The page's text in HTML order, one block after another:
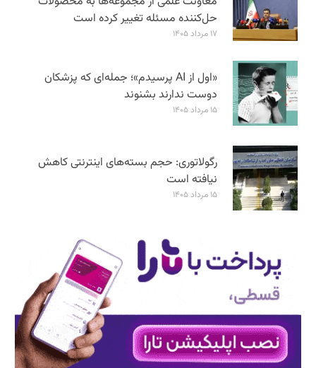
حل‌کننده مسئله تغییر کرده است
۱۷ مرداد ۱۴۰۵
«اول از AI پرسیدم»؛ جمله‌ای که پزشکان
دوست ندارند بشنوند
۱۵ مرداد ۱۴۰۵
رگولاتوری: حجم بسته‌های اینترنتی کاهش
نیافته است
۱۵ مرداد ۱۴۰۵